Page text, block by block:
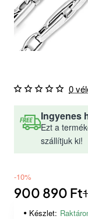
Ingyenes
Ezt a
szállítjuk ki!
0
-10%
900 890 Ft
Készlet: